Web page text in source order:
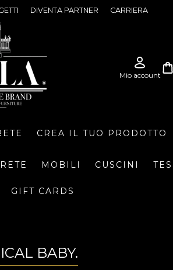
DIVENTA PARTNER CARRIERA
CREA IL TUO PRODOTTO
MOBILI CUSCINI
GIFT CARDS
BABY.